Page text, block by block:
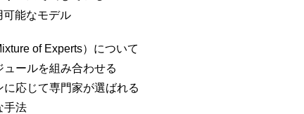
可能なモデル
of Experts）について
ールを組み合わせる
応じて専門家が選ばれる
手法